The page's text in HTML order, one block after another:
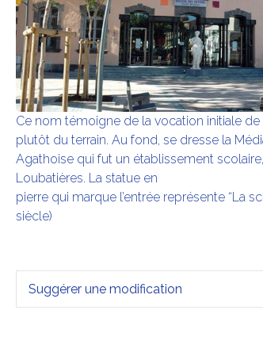
Ce nom témoigne de la vocation initiale de
plutôt du terrain. Au fond, se dresse la
Agathoise qui fut un établissement
Loubatières. La statue en
pierre qui marque l’entrée représente “La
siècle)
Suggérer une modification